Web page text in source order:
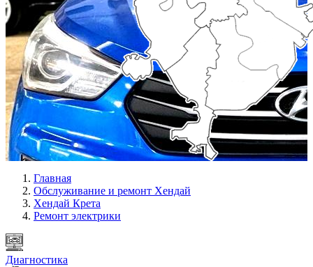
Главная
Обслуживание и ремонт Хендай
Хендай Крета
Ремонт электрики
Диагностика